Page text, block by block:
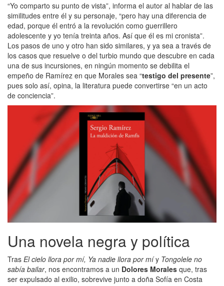
“Yo comparto su punto de vista”, informa el autor al hablar de las
similitudes entre él y su personaje, “pero hay una diferencia de
edad, porque él entró a la revolución como guerrillero
adolescente y yo tenía treinta años. Así que él es mi cronista”.
Los pasos de uno y otro han sido similares, y ya sea a través de
los casos que resuelve o del turbio mundo que descubre en cada
una de sus incursiones, en ningún momento se debilita el
empeño de Ramírez en que Morales sea “testigo del presente”,
pues solo así, opina, la literatura puede convertirse “en un acto
de conciencia”.
Una novela negra y política
Tras El cielo llora por mí, Ya nadie llora por míy Tongolele no
sabía bailar, nos encontramos a un Dolores Morales que, tras
ser expulsado al exilio, sobrevive junto a doña Sofía en Costa